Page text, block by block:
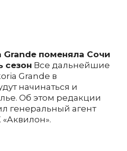
Grande поменяла Сочи
сезон Все дальнейшие
Grande в
начинаться и
Об этом редакции
генеральный агент